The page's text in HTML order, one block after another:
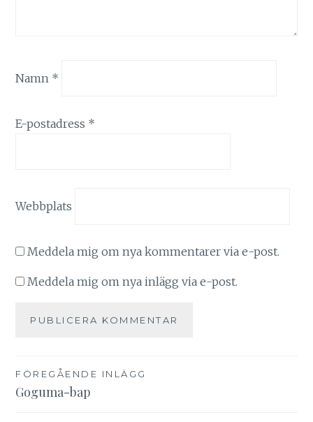
Namn *
E-postadress *
Webbplats
Meddela mig om nya kommentarer via e-post.
Meddela mig om nya inlägg via e-post.
Inläggsnavigering
FÖREGÅENDE INLÄGG
Goguma-bap